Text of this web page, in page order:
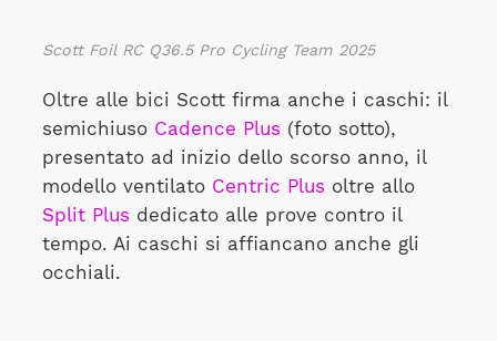
Scott Foil RC Q36.5 Pro Cycling Team 2025
Oltre alle bici Scott firma anche i caschi: il
semichiuso Cadence Plus (foto sotto),
presentato ad inizio dello scorso anno, il
modello ventilato Centric Plus oltre allo
Split Plus dedicato alle prove contro il
tempo. Ai caschi si affiancano anche gli
occhiali.